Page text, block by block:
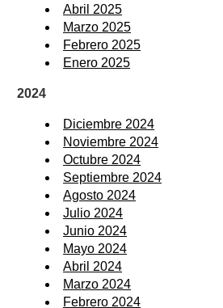
Abril 2025
Marzo 2025
Febrero 2025
Enero 2025
2024
Diciembre 2024
Noviembre 2024
Octubre 2024
Septiembre 2024
Agosto 2024
Julio 2024
Junio 2024
Mayo 2024
Abril 2024
Marzo 2024
Febrero 2024